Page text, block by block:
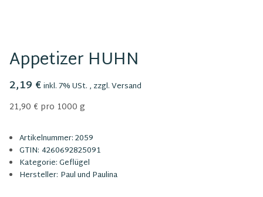
Appetizer HUHN
2,19 €inkl. 7% USt. , zzgl.Versand
21,90 € pro 1000 g
Artikelnummer:2059
GTIN: 4260692825091
Kategorie:Geflügel
Hersteller: Paul und Paulina